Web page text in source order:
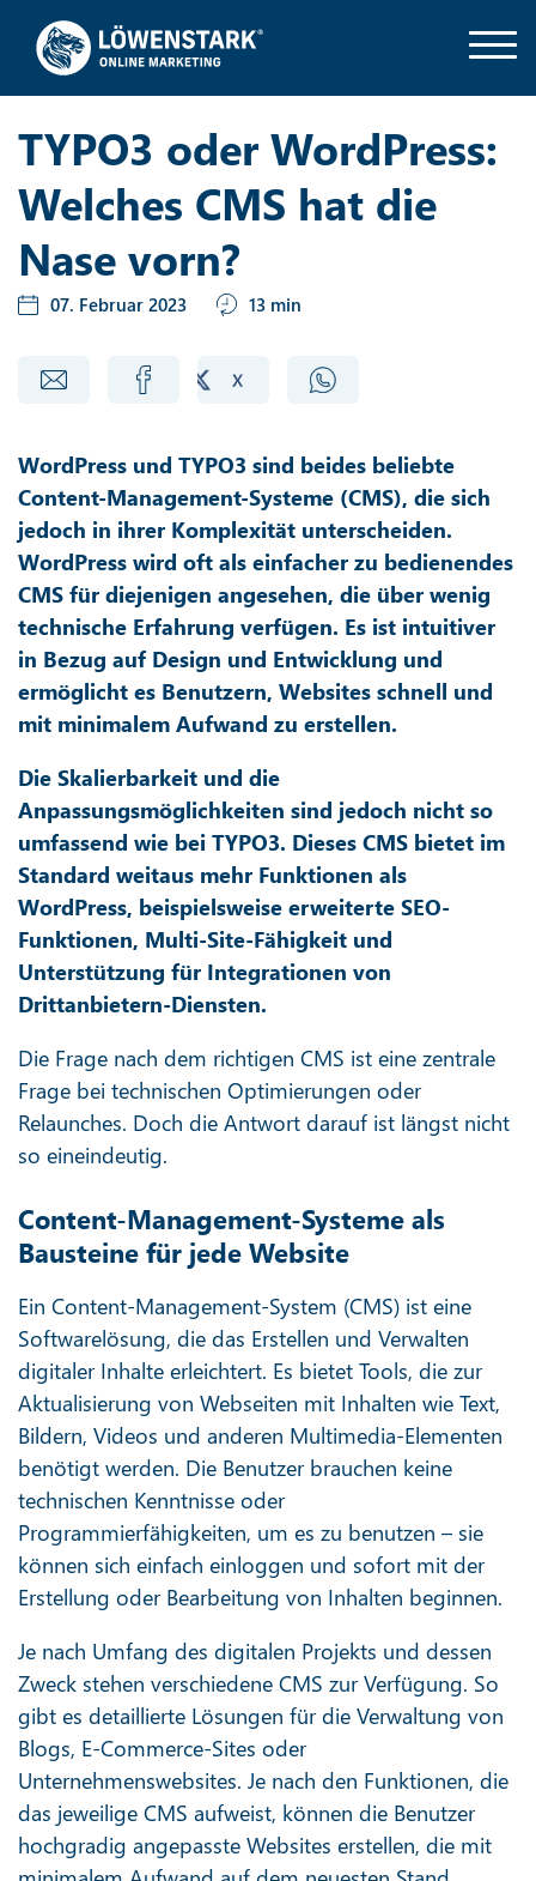
TYPO3 oder WordPress:
Welches CMS hat die
Nase vorn?
07. Februar 2023 13 min
WordPress und TYPO3 sind beides beliebte
Content-Management-Systeme (CMS), die sich
jedoch in ihrer Komplexität unterscheiden.
WordPress wird oft als einfacher zu bedienendes
CMS für diejenigen angesehen, die über wenig
technische Erfahrung verfügen. Es ist intuitiver
in Bezug auf Design und Entwicklung und
ermöglicht es Benutzern, Websites schnell und
mit minimalem Aufwand zu erstellen.
Die Skalierbarkeit und die
Anpassungsmöglichkeiten sind jedoch nicht so
umfassend wie bei TYPO3. Dieses CMS bietet im
Standard weitaus mehr Funktionen als
WordPress, beispielsweise erweiterte SEO-
Funktionen, Multi-Site-Fähigkeit und
Unterstützung für Integrationen von
Drittanbietern-Diensten.
Die Frage nach dem richtigen CMS ist eine zentrale
Frage bei technischen Optimierungen oder
Relaunches. Doch die Antwort darauf ist längst nicht
so eineindeutig.
Content-Management-Systeme als
Bausteine für jede Website
Ein Content-Management-System (CMS) ist eine
Softwarelösung, die das Erstellen und Verwalten
digitaler Inhalte erleichtert. Es bietet Tools, die zur
Aktualisierung von Webseiten mit Inhalten wie Text,
Bildern, Videos und anderen Multimedia-Elementen
benötigt werden. Die Benutzer brauchen keine
technischen Kenntnisse oder
Programmierfähigkeiten, um es zu benutzen – sie
können sich einfach einloggen und sofort mit der
Erstellung oder Bearbeitung von Inhalten beginnen.
Je nach Umfang des digitalen Projekts und dessen
Zweck stehen verschiedene CMS zur Verfügung. So
gibt es detaillierte Lösungen für die Verwaltung von
Blogs, E-Commerce-Sites oder
Unternehmenswebsites. Je nach den Funktionen, die
das jeweilige CMS aufweist, können die Benutzer
hochgradig angepasste Websites erstellen, die mit